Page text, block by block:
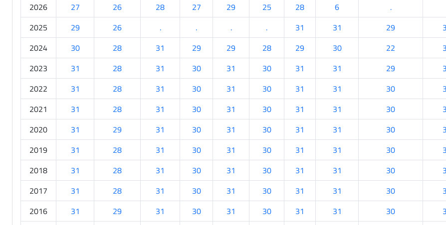
2026
27 26 28 27 29 25 28 6 .
2025
29 26 . . . . 31 31 29
2024
30 28 31 29 29 28 29 30 22
2023
31 28 31 30 31 30 31 31 29
2022
31 28 31 30 31 30 31 31 30
2021
31 28 31 30 31 30 31 31 30
2020
31 29 31 30 31 30 31 31 30
2019
31 28 31 30 31 30 31 31 30
2018
31 28 31 30 31 30 31 31 30
2017
31 28 31 30 31 30 31 31 30
2016
31 29 31 30 31 30 31 31 30